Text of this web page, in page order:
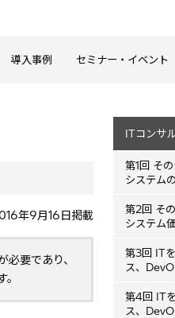
導入事例 セミナー・イベント
年9月16日掲載
要であり、
ITコンサ
第1回 そ
システム
第2回 そ
システム
第3回 IT
ス、
第4回 IT
ス、